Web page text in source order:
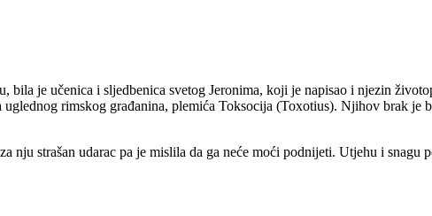
bila je učenica i sljedbenica svetog Jeronima, koji je napisao i njezin
rimskog građanina, plemića Toksocija (Toxotius). Njihov brak je
nju strašan udarac pa je mislila da ga neće moći podnijeti. Utjehu i